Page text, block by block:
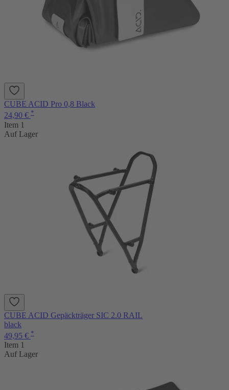
CUBE ACID Pro 0,8 Black
24,90 € *
Item 1
Auf Lager
CUBE ACID Gepäckträger SIC 2.0 RAIL
black
49,95 € *
Item 1
Auf Lager